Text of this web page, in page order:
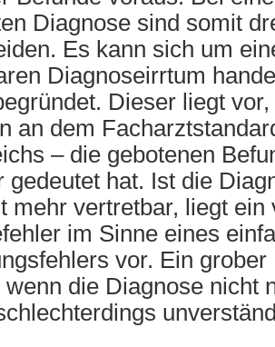
Diagnose sind somit
Es kann sich um
Diagnoseirrtum
Dieser liegt
an dem
– die gebotenen
gedeutet hat. Ist die
mehr vertretbar, liegt ein
im Sinne eines
vor. Ein
wenn die Diagnose nicht